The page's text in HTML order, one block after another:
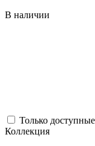
В наличии
Только
Коллекция